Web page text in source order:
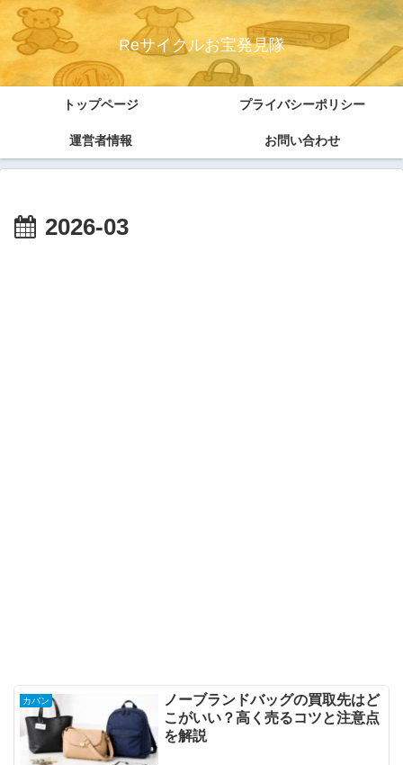
Reサイクルお宝発見隊
トップページ プライバシーポリシー
運営者情報 お問い合わせ
2026-03
カバン
ノーブランドバッグの買取先はど
こがいい？高く売るコツと注意点
を解説